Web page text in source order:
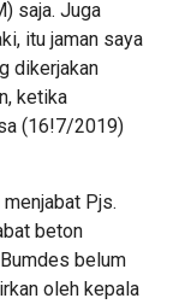
saja. Juga
itu jaman saya
dikerjakan
ketika
(16!7/2019)
Pjs.
beton
belum
oleh kepala